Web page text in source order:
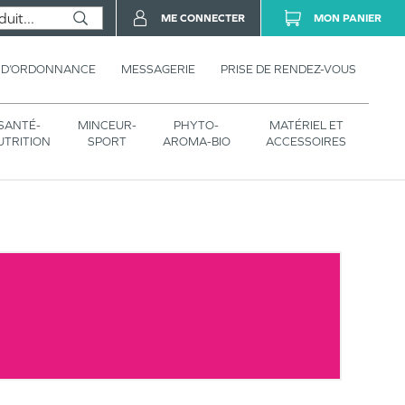
MESSAGERIE PRISE DE RENDEZ-VOUS
MINCEUR-
SPORT
PHYTO-
AROMA-BIO
MATÉRIEL ET
ACCESSOIRES
ME CONNECTER MON PANIER